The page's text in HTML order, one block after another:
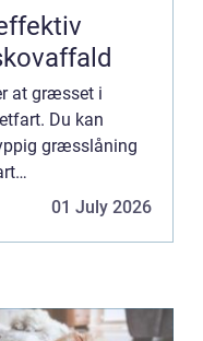
at græsset i
Du kan
græsslåning
01 July 2026